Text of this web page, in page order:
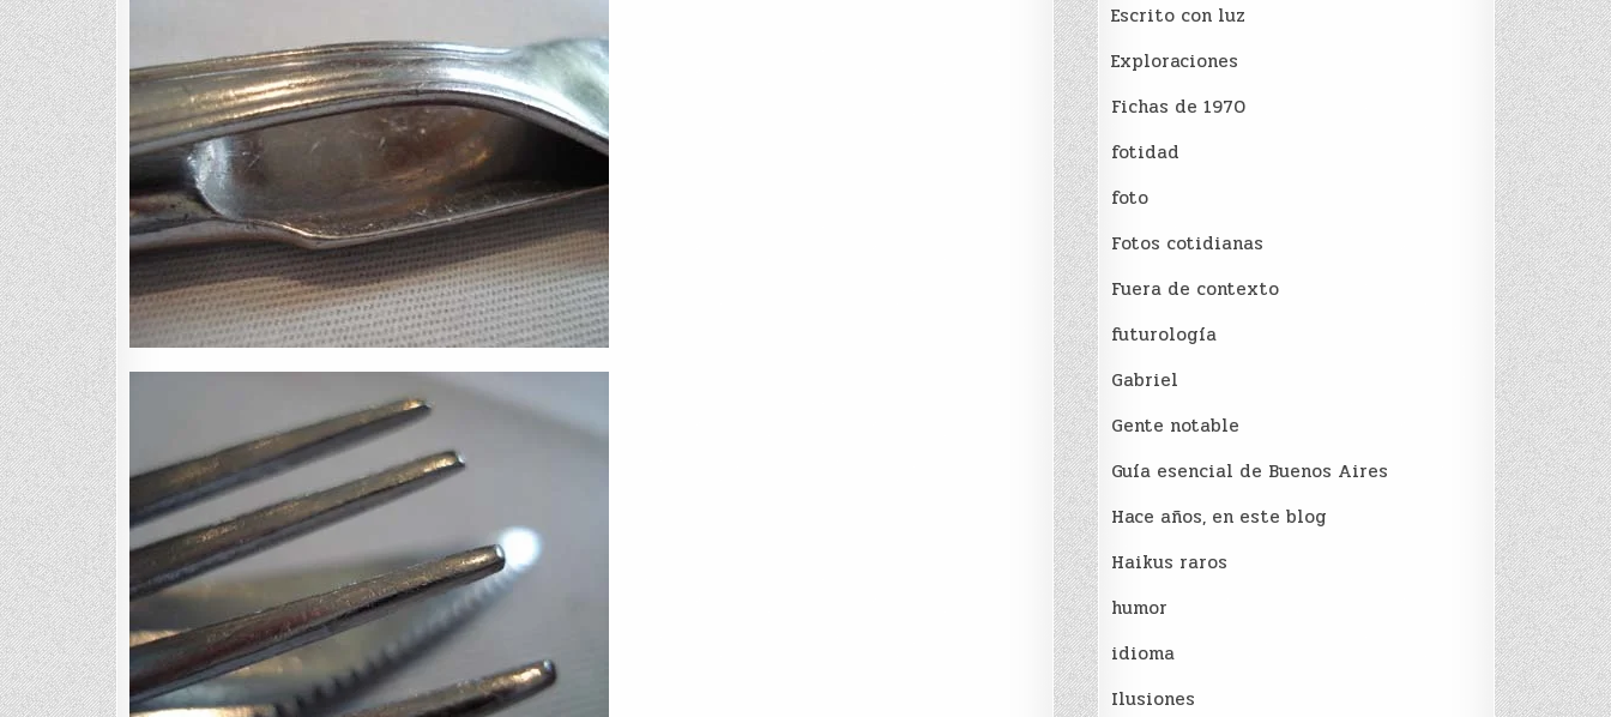
Escrito con luz
Exploraciones
Fichas de 1970
fotidad
foto
Fotos cotidianas
Fuera de contexto
futurología
Gabriel
Gente notable
Guía esencial de Buenos Aires
Hace años, en este blog
Haikus raros
humor
idioma
Ilusiones